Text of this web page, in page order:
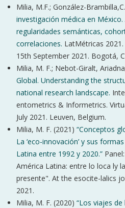
Milia, M.F.; González-
investigación médica en
regularidades semánticas,
correlaciones. LatMétricas
15th September 2021. Bogotá,
Milia, M. F.; Nebot-Giralt,
Global. Understanding the
national research landscape.
entometrics & Informetrics.
July 2021. Leuven, Belgium.
Milia, M. F. (2021) “Conceptos
La ‘eco-innovación’ y sus
Latina entre 1992 y 2020.”
América Latina: entre lo loca ly
presente". At the esocite-lalics
2021.
Milia, M. F. (2020) “Los viajes